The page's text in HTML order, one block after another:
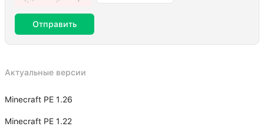
Отправить
Актуальные версии
Minecraft PE 1.26
Minecraft PE 1.22